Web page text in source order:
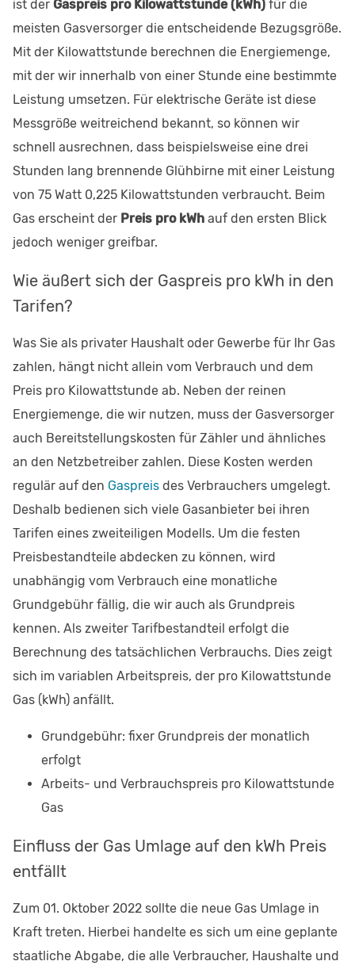
ist der Gaspreis pro Kilowattstunde (kWh) für die
meisten Gasversorger die entscheidende Bezugsgröße.
Mit der Kilowattstunde berechnen die Energiemenge,
mit der wir innerhalb von einer Stunde eine bestimmte
Leistung umsetzen. Für elektrische Geräte ist diese
Messgröße weitreichend bekannt, so können wir
schnell ausrechnen, dass beispielsweise eine drei
Stunden lang brennende Glühbirne mit einer Leistung
von 75 Watt 0,225 Kilowattstunden verbraucht. Beim
Gas erscheint der Preis pro kWh auf den ersten Blick
jedoch weniger greifbar.
Wie äußert sich der Gaspreis pro kWh in den
Tarifen?
Was Sie als privater Haushalt oder Gewerbe für Ihr Gas
zahlen, hängt nicht allein vom Verbrauch und dem
Preis pro Kilowattstunde ab. Neben der reinen
Energiemenge, die wir nutzen, muss der Gasversorger
auch Bereitstellungskosten für Zähler und ähnliches
an den Netzbetreiber zahlen. Diese Kosten werden
regulär auf den Gaspreis des Verbrauchers umgelegt.
Deshalb bedienen sich viele Gasanbieter bei ihren
Tarifen eines zweiteiligen Modells. Um die festen
Preisbestandteile abdecken zu können, wird
unabhängig vom Verbrauch eine monatliche
Grundgebühr fällig, die wir auch als Grundpreis
kennen. Als zweiter Tarifbestandteil erfolgt die
Berechnung des tatsächlichen Verbrauchs. Dies zeigt
sich im variablen Arbeitspreis, der pro Kilowattstunde
Gas (kWh) anfällt.
Grundgebühr: fixer Grundpreis der monatlich
erfolgt
Arbeits- und Verbrauchspreis pro Kilowattstunde
Gas
Einfluss der Gas Umlage auf den kWh Preis
entfällt
Zum 01. Oktober 2022 sollte die neue Gas Umlage in
Kraft treten. Hierbei handelte es sich um eine geplante
staatliche Abgabe, die alle Verbraucher, Haushalte und